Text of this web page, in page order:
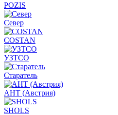
POZIS
Север
COSTAN
УЗТСО
Старатель
АНТ (Австрия)
SHOLS